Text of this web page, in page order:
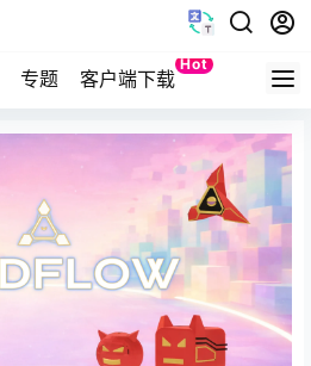
专题 客户端下载
Hot
Quest